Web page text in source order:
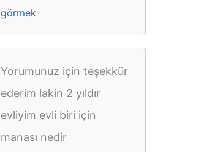
görmek
Yorumunuz için teşekkür
ederim lakin 2 yıldır
evliyim evli biri için
manası nedir